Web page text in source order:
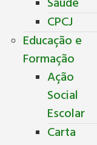
CPCJ
Educação e
Formação
Ação
Social
Escolar
Carta